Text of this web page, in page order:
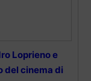
Loprieno e
del cinema di